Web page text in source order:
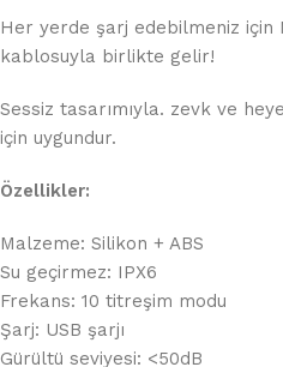
Her yerde şarj edebilmeniz için
kablosuyla birlikte gelir!
Sessiz tasarımıyla. zevk ve
için uygundur.
Özellikler:
Malzeme: Silikon + ABS
Su geçirmez: IPX6
Frekans: 10 titreşim modu
Şarj: USB şarjı
Gürültü seviyesi: <50dB